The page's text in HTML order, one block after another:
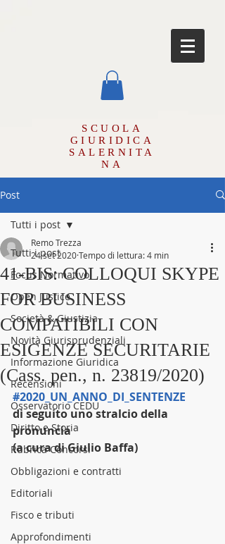
SCUOLA
GIURIDICA
SALERNITA
NA
Post
Tutti i post
Focus Normativo
Open Justice
Società & Giustizia
Novità Giurisprudenziali
Informazione Giuridica
Recensioni
Osservatorio CEDU
Diritto e Storia
Rubrica Concorsi
Obbligazioni e contratti
Editoriali
Fisco e tributi
Approfondimenti
Tutti i post
41-BIS: COLLOQUI SKYPE
FOR BUSINESS
COMPATIBILI CON
ESIGENZE SECURITARIE
(Cass. pen., n. 23819/2020)
Remo Trezza
24 set 2020Tempo di lettura: 4 min
#2020_UN_ANNO_DI_SENTENZE
di seguito uno stralcio della
pronuncia
(a cura di Giulio Baffa)